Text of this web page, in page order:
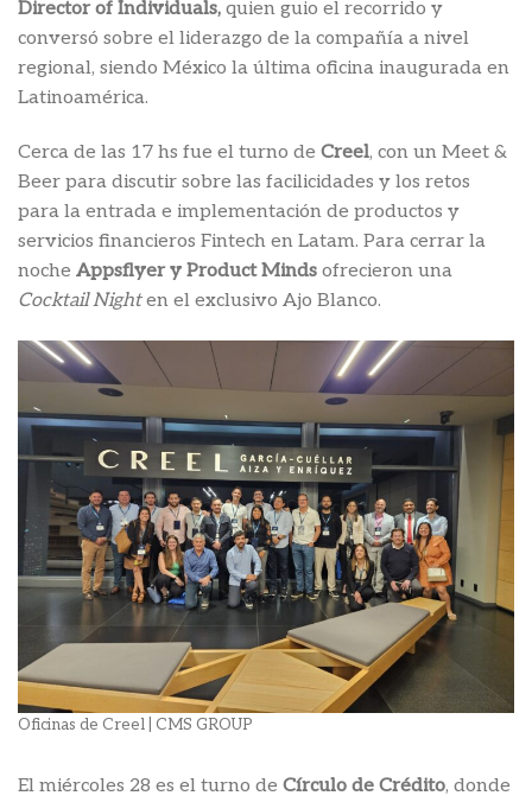
Director of Individuals, quien guio el recorrido y
conversó sobre el liderazgo de la compañía a nivel
regional, siendo México la última oficina inaugurada en
Latinoamérica.
Cerca de las 17 hs fue el turno de Creel, con un Meet &
Beer para discutir sobre las facilicidades y los retos
para la entrada e implementación de productos y
servicios financieros Fintech en Latam. Para cerrar la
noche Appsflyer y Product Minds ofrecieron una
Cocktail Nighten el exclusivo Ajo Blanco.
Oficinas de Creel | CMS GROUP
El miércoles 28 es el turno de Círculo de Crédito, donde